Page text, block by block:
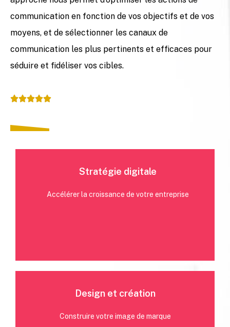
communication en fonction de vos objectifs et de vos
moyens, et de sélectionner les canaux de
communication les plus pertinents et efficaces pour
séduire et fidéliser vos cibles.

Stratégie digitale
Accélérer la croissance de votre entreprise
SEO, SEA, création de contenus, vidéos, réseaux
Design et création
Construire votre image de marque